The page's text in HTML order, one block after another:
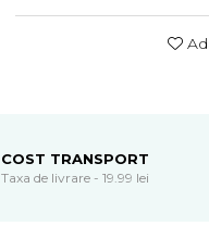
COST TRANSPORT
Taxa de livrare - 19.99 lei